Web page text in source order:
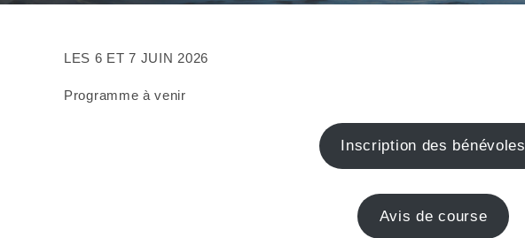
LES 6 ET 7 JUIN 2026
Programme à venir
Inscription des bénévoles
Avis de course